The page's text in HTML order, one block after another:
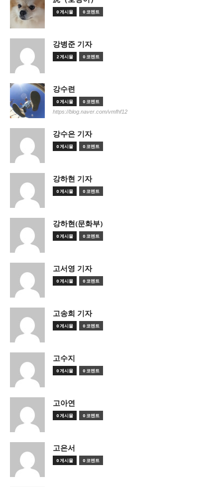
0 게시물 0 코멘트
강병준 기자
2 게시물 0 코멘트
강수련
0 게시물 0 코멘트
https://blog.naver.com/vmfhf12
강수은 기자
0 게시물 0 코멘트
강하현 기자
0 게시물 0 코멘트
강하현(문화부)
0 게시물 0 코멘트
고서영 기자
0 게시물 0 코멘트
고송희 기자
0 게시물 0 코멘트
고수지
0 게시물 0 코멘트
고아연
0 게시물 0 코멘트
고은서
0 게시물 0 코멘트